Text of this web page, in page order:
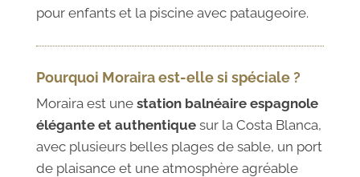
pour enfants et la piscine avec pataugeoire.
Pourquoi Moraira est-elle si spéciale ?
Moraira est une station balnéaire espagnole
élégante et authentiquesur la Costa Blanca,
avec plusieurs belles plages de sable, un port
de plaisance et une atmosphère agréable